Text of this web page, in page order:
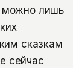
можно лишь
сказкам
сейчас